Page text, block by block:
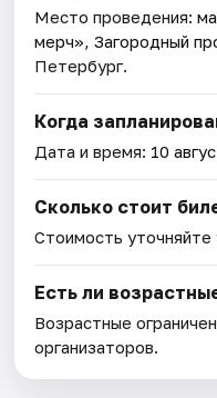
Место проведения:
мерч», Загородный
Петербург.
Когда
Дата и время: 10
Сколько стоит
Стоимость уточняйте
Есть ли
Возрастные
организаторов.